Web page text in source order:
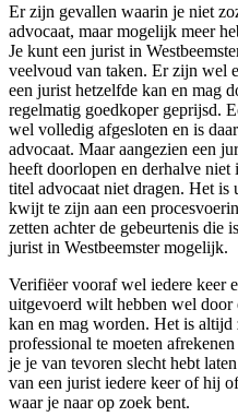
Er zijn gevallen waarin je niet
advocaat, maar mogelijk meer
Je kunt een jurist in
veelvoud van taken. Er zijn wel
een jurist hetzelfde kan en mag
regelmatig goedkoper geprijsd.
wel volledig afgesloten en is
advocaat. Maar aangezien een
heeft doorlopen en derhalve niet
titel advocaat niet dragen. Het is
kwijt te zijn aan een
zetten achter de gebeurtenis die
jurist in Westbeemster mogelijk.
Verifiëer vooraf wel iedere keer
uitgevoerd wilt hebben wel door
kan en mag worden. Het is altijd
professional te moeten
je je van tevoren slecht hebt
van een jurist iedere keer of hij
waar je naar op zoek bent.